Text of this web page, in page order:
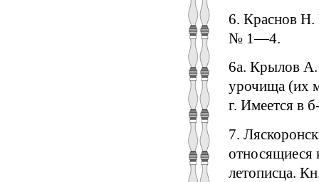
6. Краснов
№ 1—4.
6а. Крылов А.
урочища (их
г. Имеется в
7.
летописца.